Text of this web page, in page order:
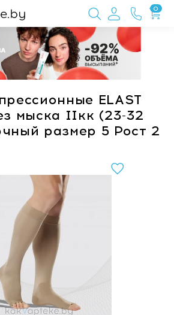
0
ELAST
мыска IIкк (23-32
размер 5 Рост 2